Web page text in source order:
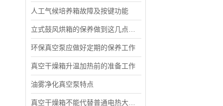
人工气候培养箱故障及按键功能
环保真空泵应做好定期的保养工作
真空干燥箱升温加热前的准备工作
油雾净化真空泵特点